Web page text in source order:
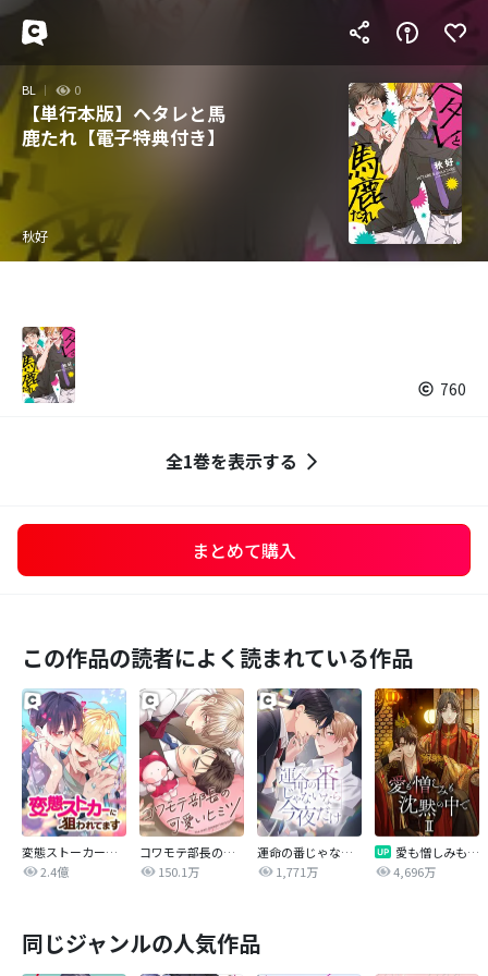
BL 0
【単行本版】ヘタレと馬
鹿たれ【電子特典付き】
秋好
760
全1巻を表示する
まとめて購入
この作品の読者によく読まれている作品
変態ストーカーに狙われてます
2.4億
コワモテ部長の可愛いヒミツ
150.1万
運命の番じゃないなら今夜だけ
1,771万
愛も憎しみも沈黙の中で
4,696万
同じジャンルの人気作品